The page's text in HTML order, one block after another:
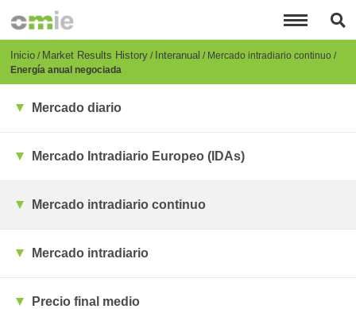
principal
Breadcrumb
Inicio Market Results History Interanual
Mercado intradiario continuo
Energía anual negociada
Mercado diario
Mercado Intradiario Europeo (IDAs)
Mercado intradiario continuo
Mercado intradiario
Precio final medio